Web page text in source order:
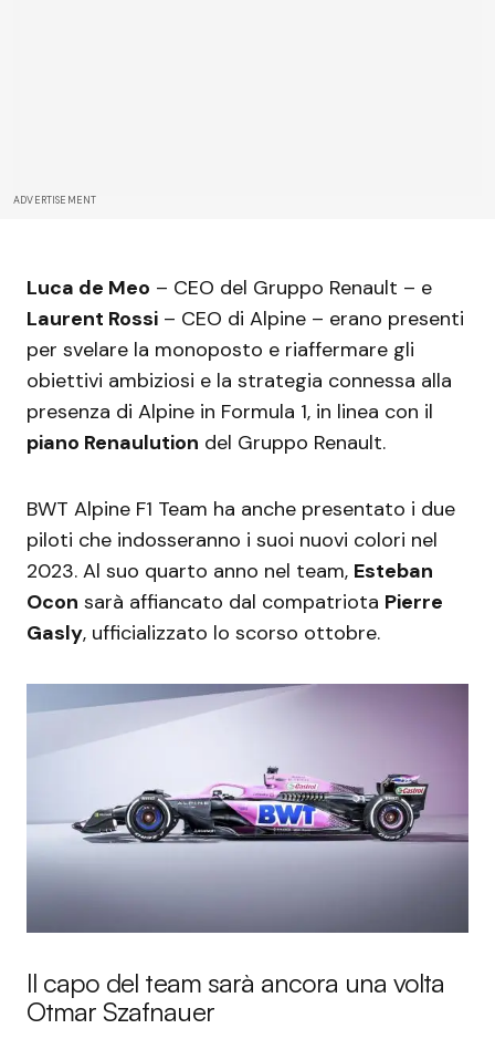
ADVERTISEMENT
Luca de Meo – CEO del Gruppo Renault – e
Laurent Rossi – CEO di Alpine – erano presenti
per svelare la monoposto e riaffermare gli
obiettivi ambiziosi e la strategia connessa alla
presenza di Alpine in Formula 1, in linea con il
piano Renaulution del Gruppo Renault.
BWT Alpine F1 Team ha anche presentato i due
piloti che indosseranno i suoi nuovi colori nel
2023. Al suo quarto anno nel team, Esteban
Ocon sarà affiancato dal compatriota Pierre
Gasly, ufficializzato lo scorso ottobre.
Il capo del team sarà ancora una volta
Otmar Szafnauer